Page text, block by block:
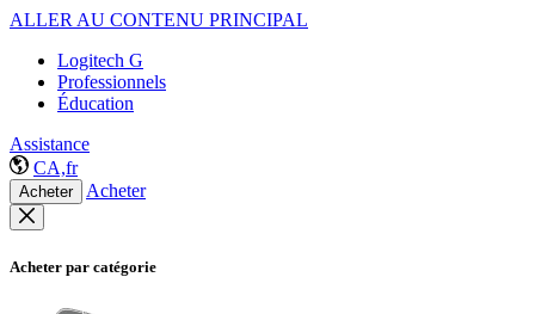
ALLER AU CONTENU PRINCIPAL
Logitech G
Professionnels
Éducation
Assistance
CA,fr
Acheter Acheter
Acheter par catégorie